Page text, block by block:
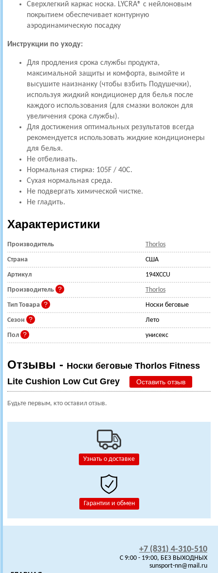
Узнать о доставке
Гарантии и обмен
Сверхлегкий каркас носка. LYCRA® с нейлоновым
покрытием обеспечивает контурную
аэродинамическую посадку
Инструкции по уходу:
Для продления срока службы продукта,
максимальной защиты и комфорта, вымойте и
высушите наизнанку (чтобы взбить Подушечки),
используя жидкий кондиционер для белья после
каждого использования (для смазки волокон для
увеличения срока службы).
Для достижения оптимальных результатов всегда
рекомендуется использовать жидкие кондиционеры
для белья.
Не отбеливать.
Нормальная стирка: 105F / 40C.
Сухая нормальная среда.
Не подвергать химической чистке.
Не гладить.
Характеристики
Производитель Thorlos
Страна США
Артикул 194XCCU
Производитель Thorlos
Тип Товара Носки беговые
Сезон Лето
Пол унисекс
Отзывы - Носки беговые Thorlos Fitness
Lite Cushion Low Cut Grey
Оставить отзыв
Будьте первым, кто оставил отзыв.
+7 (831) 4-310-510
C 9:00 - 19:00, БЕЗ ВЫХОДНЫХ
sunsport-nn@mail.ru